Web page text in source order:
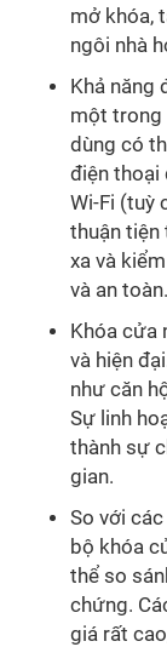
mở khóa,
ngôi nhà
Khả năng
một trong
dùng có
điện thoại
Wi-Fi (tuỳ
thuận tiện
xa và
và an toàn.
Khóa cửa
và hiện
như căn
Sự linh
thành sự
gian.
So với
bộ khóa
thể so
chứng.
giá rất